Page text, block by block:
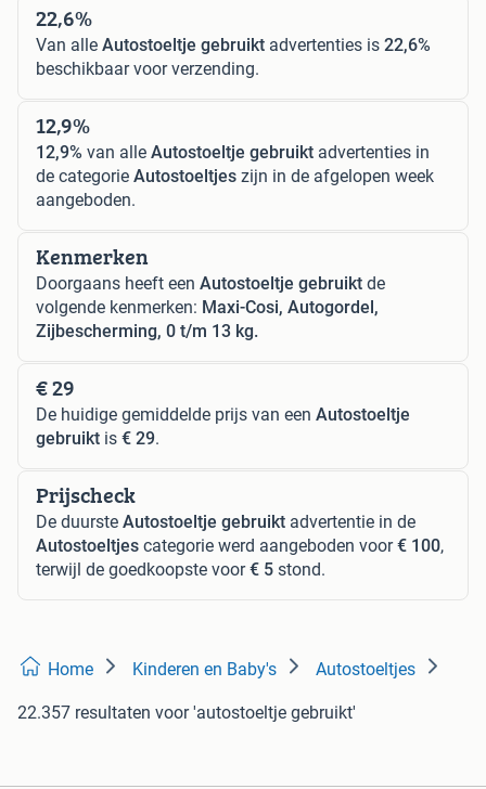
22,6%
Van alle Autostoeltje gebruikt advertenties is 22,6%
beschikbaar voor verzending.
12,9%
12,9% van alle Autostoeltje gebruikt advertenties in
de categorie Autostoeltjes zijn in de afgelopen week
aangeboden.
Kenmerken
Doorgaans heeft een Autostoeltje gebruikt de
volgende kenmerken: Maxi-Cosi, Autogordel,
Zijbescherming, 0 t/m 13 kg.
€ 29
De huidige gemiddelde prijs van een Autostoeltje
gebruikt is € 29.
Prijscheck
De duurste Autostoeltje gebruikt advertentie in de
Autostoeltjes categorie werd aangeboden voor€ 100,
terwijl de goedkoopste voor€ 5 stond.
Home Kinderen en Baby's Autostoeltjes
22.357 resultaten voor 'autostoeltje gebruikt'